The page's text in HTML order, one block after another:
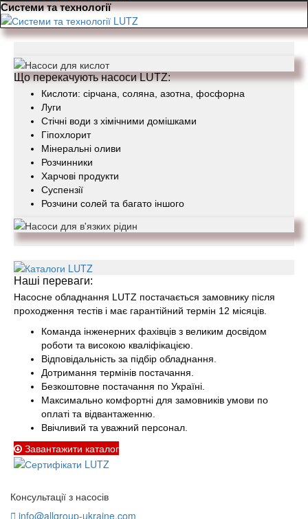
Системи та технології
Що перекачують насоси LUTZ:
Кислоти: сірчана, соляна, азотна, фосфорна
Луги
Стічні води з хімічними домішками
Гіпохлорит
Мінеральні оливи
Розчинники
Харчові продукти
Суспензії
Розчини солей та багато іншого
Наші переваги:
Насосне обладнання LUTZ постачається замовнику після
проходження тестів і має гарантійний термін 12 місяців.
Команда інженерних фахівців з великим досвідом
роботи та високою кваліфікацією.
Відповідальність за підбір обладнання.
Дотримання термінів постачання.
Безкоштовне постачання по Україні.
Максимально комфортні для замовників умови по
оплаті та відвантаженню.
Ввічливий та уважний персонал.
Завантажити каталог
Консультації з насосів
info@allgroup-ukraine.com